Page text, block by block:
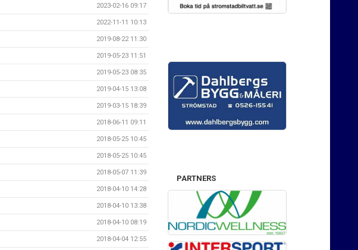
2023-02-16 09:17
2022-11-11 10:13
2019-08-22 11:30
2019-05-23 11:51
2019-05-23 08:35
2019-04-15 13:08
2019-03-15 18:39
2018-06-11 09:11
2018-05-25 10:45
2018-05-25 10:45
2018-05-07 11:39
2018-04-10 14:28
2018-04-10 13:38
2018-04-10 08:19
2018-04-04 12:55
PARTNERS